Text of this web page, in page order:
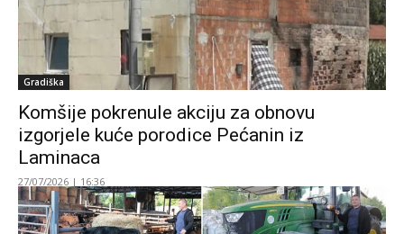
Gradiška
Komšije pokrenule akciju za obnovu
izgorjele kuće porodice Pećanin iz
Laminaca
27/07/2026 | 16:36